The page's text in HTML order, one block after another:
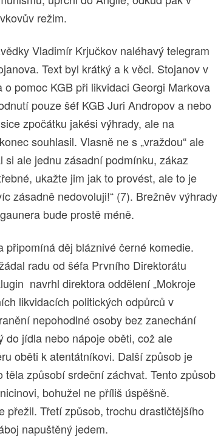
režim.
Vladimír Krjučkov naléhavý telegram
Text byl krátký a k věci. Stojanov v
pomoc KGB při likvidaci Georgi Markova
pouze šéf KGB Juri Andropov a nebo
zpočátku jakési výhrady, ale na
souhlasil. Vlasně ne s „vraždou“ ale
si ale jednu zásadní podmínku, zákaz
ukažte jim jak to provést, ale to je
zásadně nedovoluji!“ (7). Brežněv výhrady
bude prostě méně.
děj bláznivé černé komedie.
radu od šéfa Prvního Direktorátu
navrhl direktora oddělení „Mokroje
likvidacích politických odpůrců v
nepohodlné osoby bez zanechání
do jídla nebo nápoje oběti, což ale
oběti k atentátníkovi. Další způsob je
způsobí srdeční záchvat. Tento způsob
bohužel ne příliš úspěšně.
přežil. Třetí způsob, trochu drastičtějšího
napuštěný jedem.